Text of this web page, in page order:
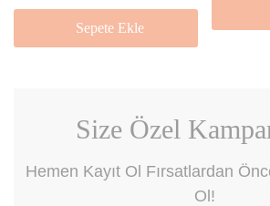
Sepete Ekle
Size Özel
Hemen Kayıt Ol Fırsatlardan
Ol!